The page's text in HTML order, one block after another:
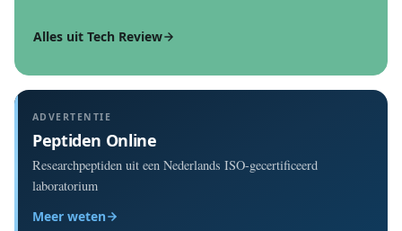
Alles uit Tech Review
ADVERTENTIE
Peptiden Online
Researchpeptiden uit een Nederlands ISO-gecertificeerd
laboratorium
Meer weten